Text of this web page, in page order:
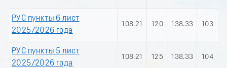
РУС пункты 6 лист
2025/2026 года
108.21 120 138.33 103
РУС пункты 5 лист
2025/2026 года
108.21 125 138.33 104